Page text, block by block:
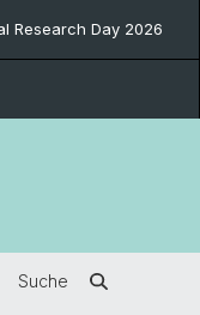
Research Day 2026
Suche